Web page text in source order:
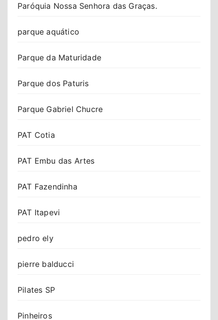
Paróquia Nossa Senhora das Graças.
parque aquático
Parque da Maturidade
Parque dos Paturis
Parque Gabriel Chucre
PAT Cotia
PAT Embu das Artes
PAT Fazendinha
PAT Itapevi
pedro ely
pierre balducci
Pilates SP
Pinheiros